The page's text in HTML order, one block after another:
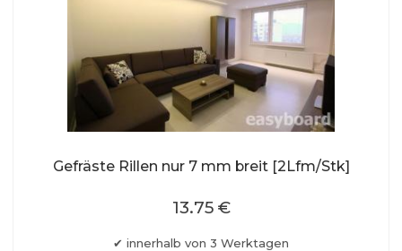
Gefräste Rillen nur 7 mm breit [2Lfm/Stk]
innerhalb von 3 Werktagen
13.75 €